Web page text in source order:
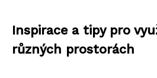
Inspirace a tipy pro
různých prostorách